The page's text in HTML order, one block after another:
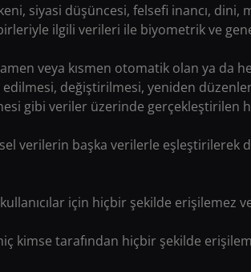
siyasi düşüncesi, felsefi inancı, dini,
ilgili verileri ile biyometrik ve
veya kısmen otomatik olan ya da
değiştirilmesi, yeniden
gibi veriler üzerinde gerçekleştirilen
verilerin başka verilerle
için hiçbir şekilde erişilemez
kimse tarafından hiçbir şekilde